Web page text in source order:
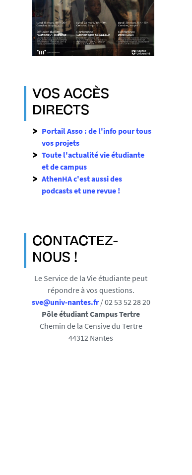
VOS ACCÈS
DIRECTS
Portail Asso : de l'info pour tous
vos projets
Toute l'actualité vie étudiante
et de campus
AthenHA c'est aussi des
podcasts et une revue !
CONTACTEZ-
NOUS !
Le Service de la Vie étudiante peut
répondre à vos questions.
sve@univ-nantes.fr/ 02 53 52 28 20
Pôle étudiantCampus Tertre
Chemin de la Censive du Tertre
44312 Nantes